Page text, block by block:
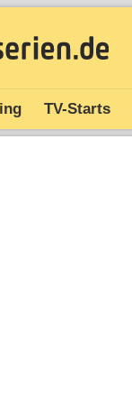
TV-Starts